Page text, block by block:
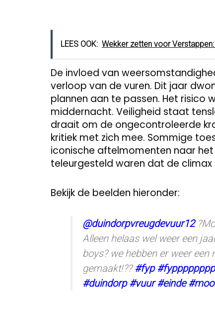
LEES OOK: Wekker zetten voor
De invloed van
verloop van de vuren. Dit jaar
plannen aan te passen. Het
middernacht. Veiligheid staat
draait om de ongecontroleerde
kritiek met zich mee. Sommige
iconische aftelmomenten naar
teleurgesteld waren dat de
Bekijk de beelden hieronder:
@duindorpvreugdevuur12
Alleen helaas wel weer een
boys? we hebben er weer
gemaakt!??#fyp
#duindorp #vuur #einde